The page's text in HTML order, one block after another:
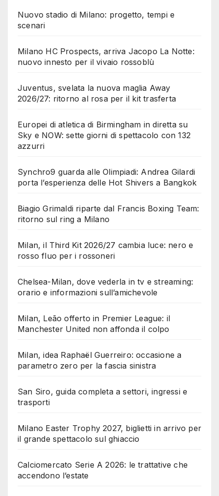
Nuovo stadio di Milano: progetto, tempi e
scenari
Milano HC Prospects, arriva Jacopo La Notte:
nuovo innesto per il vivaio rossoblù
Juventus, svelata la nuova maglia Away
2026/27: ritorno al rosa per il kit trasferta
Europei di atletica di Birmingham in diretta su
Sky e NOW: sette giorni di spettacolo con 132
azzurri
Synchro9 guarda alle Olimpiadi: Andrea Gilardi
porta l’esperienza delle Hot Shivers a Bangkok
Biagio Grimaldi riparte dal Francis Boxing Team:
ritorno sul ring a Milano
Milan, il Third Kit 2026/27 cambia luce: nero e
rosso fluo per i rossoneri
Chelsea-Milan, dove vederla in tv e streaming:
orario e informazioni sull’amichevole
Milan, Leão offerto in Premier League: il
Manchester United non affonda il colpo
Milan, idea Raphaël Guerreiro: occasione a
parametro zero per la fascia sinistra
San Siro, guida completa a settori, ingressi e
trasporti
Milano Easter Trophy 2027, biglietti in arrivo per
il grande spettacolo sul ghiaccio
Calciomercato Serie A 2026: le trattative che
accendono l’estate